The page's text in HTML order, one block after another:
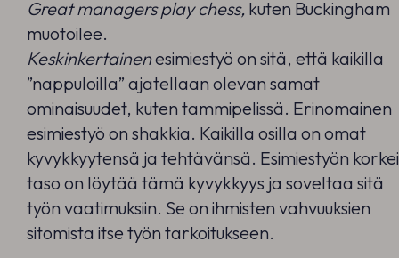
Great managers play chess, kuten Buckingham
muotoilee.
Keskinkertainenesimiestyö on sitä, että kaikilla
”nappuloilla” ajatellaan olevan samat
ominaisuudet, kuten tammipelissä. Erinomainen
esimiestyö on shakkia. Kaikilla osilla on omat
kyvykkyytensä ja tehtävänsä. Esimiestyön
taso on löytää tämä kyvykkyys ja soveltaa sitä
työn vaatimuksiin. Se on ihmisten vahvuuksien
sitomista itse työn tarkoitukseen.